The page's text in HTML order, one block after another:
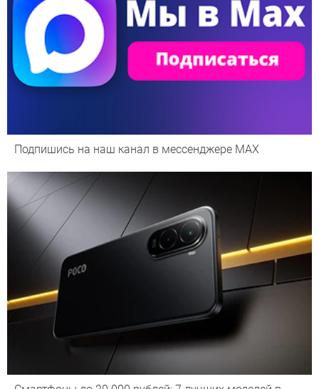
Подпишись на наш канал в мессенджере МАХ